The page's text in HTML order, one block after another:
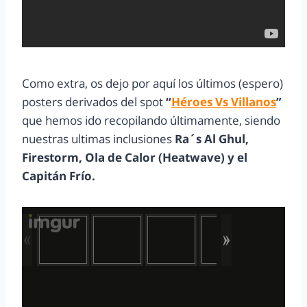
Como extra, os dejo por aquí los últimos (espero)
posters derivados del spot“Héroes Vs Villanos”
que hemos ido recopilando últimamente, siendo
nuestras ultimas inclusiones Ra´s Al Ghul,
Firestorm, Ola de Calor (Heatwave) y el
Capitán Frío.